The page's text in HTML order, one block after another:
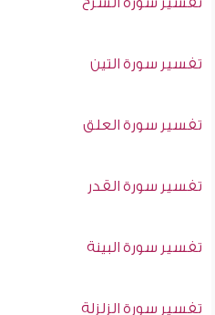
تفسير سورة التين
تفسير سورة العلق
تفسير سورة القدر
تفسير سورة البينة
تفسير سورة الزلزلة